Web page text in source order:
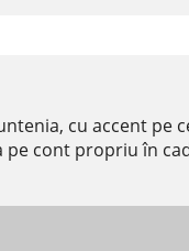
cu accent
cont propriu în